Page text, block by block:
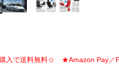
入で送料無料☆ ★Amazon Pay／